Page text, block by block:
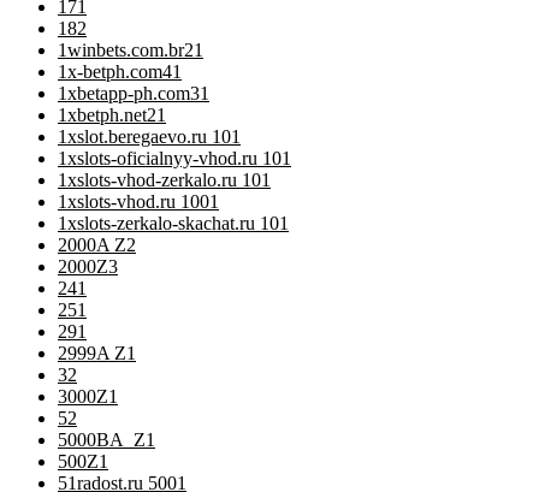
171
182
1winbets.com.br21
1x-betph.com41
1xbetapp-ph.com31
1xbetph.net21
1xslot.beregaevo.ru 101
1xslots-oficialnyy-vhod.ru 101
1xslots-vhod-zerkalo.ru 101
1xslots-vhod.ru 1001
1xslots-zerkalo-skachat.ru 101
2000A Z2
2000Z3
241
251
291
2999A Z1
32
3000Z1
52
5000BA_Z1
500Z1
51radost.ru 5001